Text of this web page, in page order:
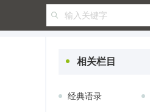
相关栏目
经典语录